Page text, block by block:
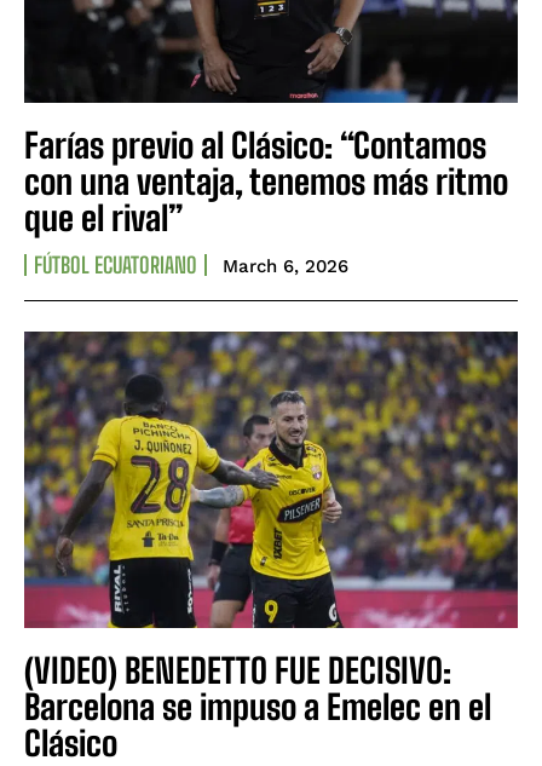
Farías previo al Clásico: “Contamos
con una ventaja, tenemos más ritmo
que el rival”
FÚTBOL ECUATORIANO March 6, 2026
(VIDEO) BENEDETTO FUE DECISIVO:
Barcelona se impuso a Emelec en el
Clásico